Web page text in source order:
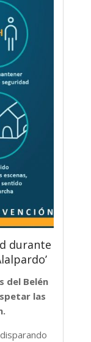
durante
del Belén
las